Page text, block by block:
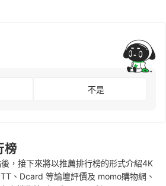
不是
榜
，接下來將以推薦排行榜的形式介紹4K
、Dcard 等論壇評價及 momo購物網、